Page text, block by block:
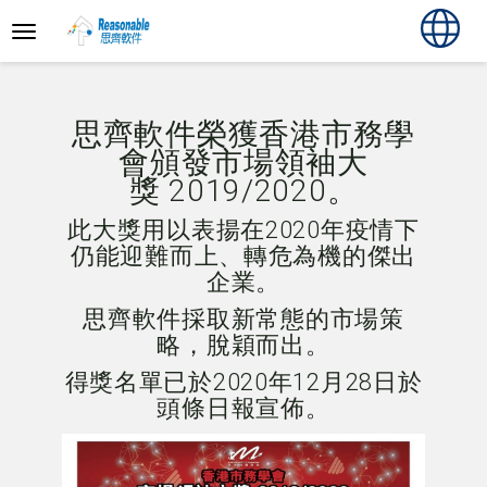
思齊軟件榮獲香港市務學
會頒發市場領袖大
獎 2019/2020。
此大獎用以表揚在2020年疫情下
仍能迎難而上、轉危為機的傑出
企業。
思齊軟件採取新常態的市場策
略，脫穎而出。
得獎名單已於2020年12月28日於
頭條日報宣佈。